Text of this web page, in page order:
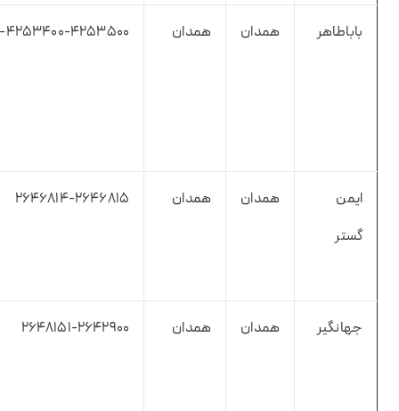
باباطاهر همدان همدان ۰۹۱۸۸۱۱۶۷۹۰-
ایمن
گستر
همدان همدان ۲۶۴۶۸۱۴-۲۶۴۶۸۱۵
جهانگیر همدان همدان ۲۶۴۸۱۵۱-۲۶۴۲۹۰۰